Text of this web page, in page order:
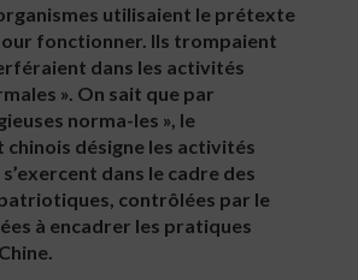
utilisaient le prétexte
fonctionner. Ils trompaient
dans les activités
». On sait que par
norma-les », le
chinois désigne les activités
dans le cadre des
contrôlées par le
à encadrer les pratiques